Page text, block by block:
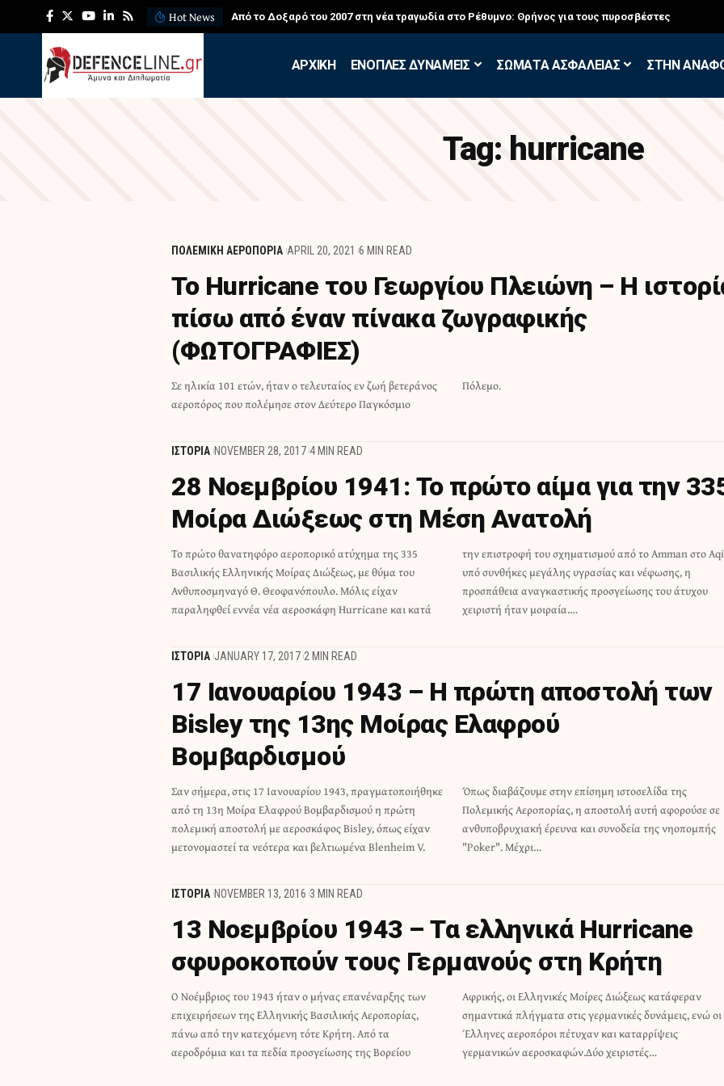
Hot News
τους πυροσβέστες ΛΕΦΕΔ: Η εντυπωσιακή άσκηση των Εθελοντών Εφέδρων στον Έβρο
APXIKH ΕΝΟΠΛΕΣ ΔΥΝΑΜΕΙΣ ΣΩΜΑΤΑ ΑΣΦΑΛΕΙΑΣ ΣΤΗΝ
Tag: hurricane
ΠΟΛΕΜΙΚΗ ΑΕΡΟΠΟΡΙΑ APRIL 20, 2021 6 MIN READ
To Hurricane του Γεωργίου Πλειώνη – Η
πίσω από έναν πίνακα ζωγραφικής
(ΦΩΤΟΓΡΑΦΙΕΣ)
Σε ηλικία 101 ετών, ήταν ο τελευταίος εν ζωή βετεράνος
αεροπόρος που πολέμησε στον Δεύτερο Παγκόσμιο
Πόλεμο.
ΙΣΤΟΡΙΑ NOVEMBER 28, 2017 4 MIN READ
28 Νοεμβρίου 1941: To πρώτο αίμα για την
Μοίρα Διώξεως στη Μέση Ανατολή
Το πρώτο θανατηφόρο αεροπορικό ατύχημα της 335
Βασιλικής Ελληνικής Μοίρας Διώξεως, με θύμα του
Ανθυποσμηναγό Θ. Θεοφανόπουλο. Μόλις είχαν
παραληφθεί εννέα νέα αεροσκάφη Hurricane και κατά
την επιστροφή του σχηματισμού από το Amman στο Aqir,
υπό συνθήκες μεγάλης υγρασίας και νέφωσης, η
προσπάθεια αναγκαστικής προσγείωσης του άτυχου
χειριστή ήταν μοιραία.…
ΙΣΤΟΡΙΑ JANUARY 17, 2017 2 MIN READ
17 Ιανουαρίου 1943 – Η πρώτη αποστολή των
Bisley της 13ης Μοίρας Ελαφρού
Βομβαρδισμού
Σαν σήμερα, στις 17 Ιανουαρίου 1943, πραγματοποιήθηκε
από τη 13η Μοίρα Ελαφρού Βομβαρδισμού η πρώτη
πολεμική αποστολή με αεροσκάφος Bisley, όπως είχαν
μετονομαστεί τα νεότερα και βελτιωμένα Blenheim V.
Όπως διαβάζουμε στην επίσημη ιστοσελίδα της
Πολεμικής Αεροπορίας, η αποστολή αυτή αφορούσε σε
ανθυποβρυχιακή έρευνα και συνοδεία της νηοπομπής
"Poker". Μέχρι…
ΙΣΤΟΡΙΑ NOVEMBER 13, 2016 3 MIN READ
13 Nοεμβρίου 1943 – Τα ελληνικά Hurricane
σφυροκοπούν τους Γερμανούς στη Κρήτη
O Νοέμβριος του 1943 ήταν ο μήνας επανέναρξης των
επιχειρήσεων της Ελληνικής Βασιλικής Αεροπορίας,
πάνω από την κατεχόμενη τότε Κρήτη. Από τα
αεροδρόμια και τα πεδία προσγείωσης της Βορείου
Αφρικής, οι Ελληνικές Μοίρες Διώξεως κατάφεραν
σημαντικά πλήγματα στις γερμανικές δυνάμεις, ενώ οι
Έλληνες αεροπόροι πέτυχαν και καταρρίψεις
γερμανικών αεροσκαφών.Δύο χειριστές…